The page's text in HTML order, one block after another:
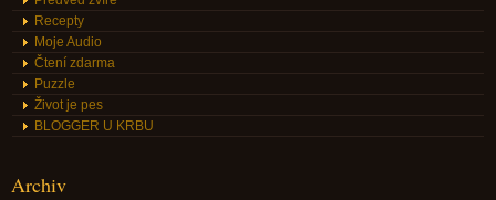
Recepty
Moje Audio
Čtení zdarma
Puzzle
Život je pes
BLOGGER U KRBU
Archiv